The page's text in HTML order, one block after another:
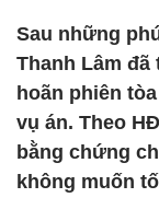
Sau những
Thanh Lâm đã
hoãn phiên
vụ án. Theo
bằng chứng
không muốn